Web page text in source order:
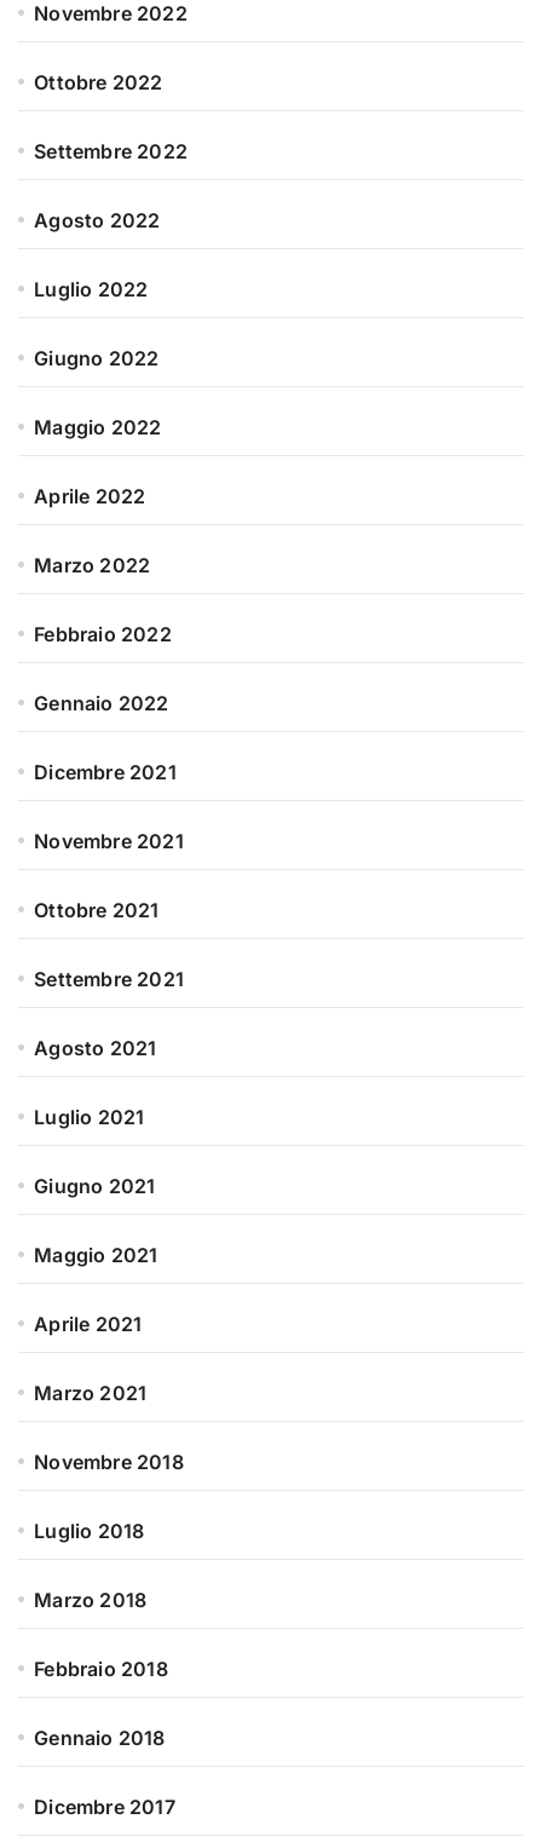
Novembre 2022
Ottobre 2022
Settembre 2022
Agosto 2022
Luglio 2022
Giugno 2022
Maggio 2022
Aprile 2022
Marzo 2022
Febbraio 2022
Gennaio 2022
Dicembre 2021
Novembre 2021
Ottobre 2021
Settembre 2021
Agosto 2021
Luglio 2021
Giugno 2021
Maggio 2021
Aprile 2021
Marzo 2021
Novembre 2018
Luglio 2018
Marzo 2018
Febbraio 2018
Gennaio 2018
Dicembre 2017